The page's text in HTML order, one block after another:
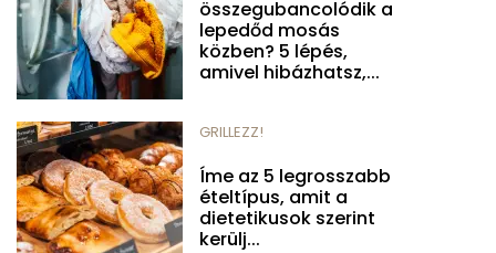
összegubancolódik a
lepedőd mosás
közben? 5 lépés,
amivel hibázhatsz,...
GRILLEZZ!
Íme az 5 legrosszabb
ételtípus, amit a
dietetikusok szerint
kerülj...